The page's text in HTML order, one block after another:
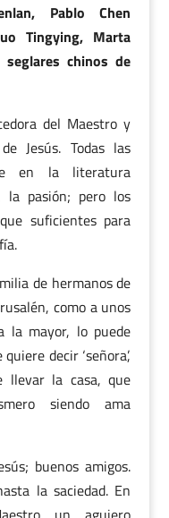
Pablo Chen
Tingying, Marta
chinos de
del Maestro y
Jesús. Todas las
en la literatura
la pasión; pero los
suficientes para
de hermanos de
como a unos
la mayor, lo puede
decir ‘señora’,
llevar la casa, que
siendo ama
buenos amigos.
la saciedad. En